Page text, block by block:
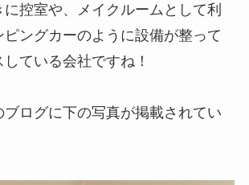
に控室や、メイクルームとして利
ピングカーのように設備が整って
ている会社ですね！
ログに下の写真が掲載されてい